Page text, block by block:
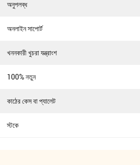
অনুপলব্ধ
অনলাইন সাপোর্ট
খননকারী খুচরা যন্ত্রাংশ
100% নতুন
কাঠের কেস বা প্যালেট
স্টকে